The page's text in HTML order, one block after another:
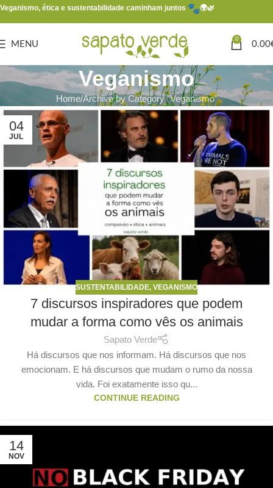
Veganismo, ética e sustentabilidade caminham juntos 🌍🌿
MENU
0
0.00
Veganismo
Home Archive by Category "Veganismo"
04
JUL
SUSTENTABILIDADE, VEGANISMO
7 discursos inspiradores que podem
mudar a forma como vês os animais
Sapato Verde
Há discursos que nos informam. Há discursos que nos
emocionam. E há discursos que mudam o rumo da nossa
vida. Foi exatamente isso qu...
CONTINUE READING
14
NOV